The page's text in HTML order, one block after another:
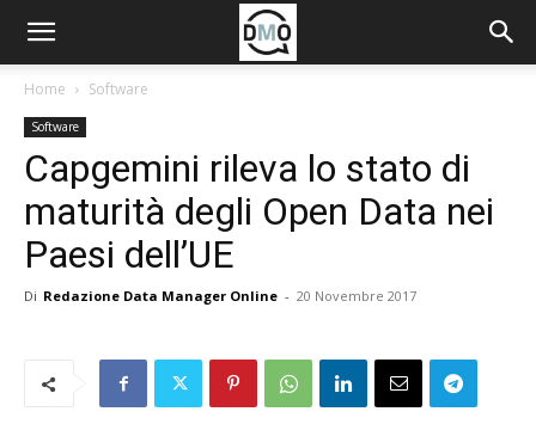
Home Software
Software
Capgemini rileva lo stato di
maturità degli Open Data nei
Paesi dell’UE
Di Redazione Data Manager Online - 20 Novembre 2017